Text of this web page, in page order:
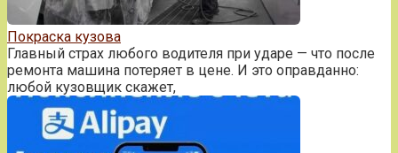
Покраска кузова
Главный страх любого водителя при ударе — что после
ремонта машина потеряет в цене. И это оправданно:
любой кузовщик скажет,